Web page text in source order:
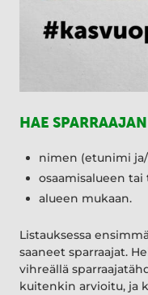
HAE
nimen (etunimi
osaamisalueen
alueen mukaan.
Listauksessa
saaneet sparraajat.
vihreällä
kuitenkin arvioitu, ja